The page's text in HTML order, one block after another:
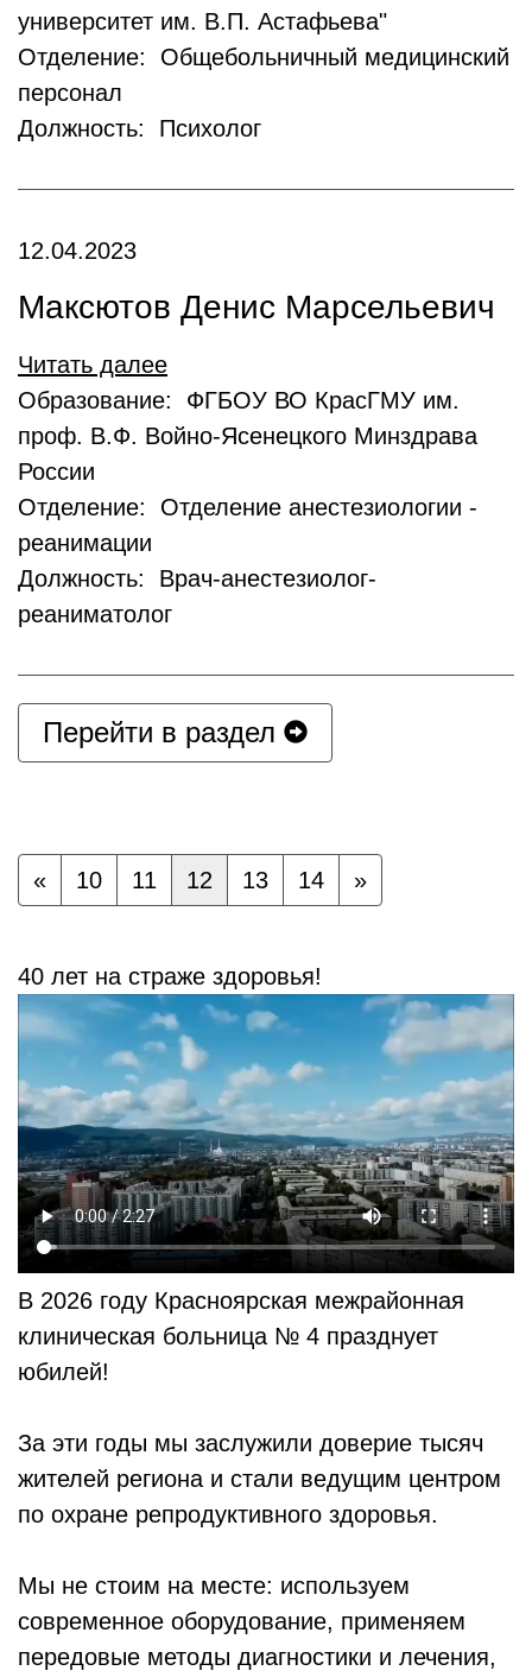
университет им. В.П. Астафьева"
Отделение: Общебольничный медицинский
персонал
Должность: Психолог
12.04.2023
Максютов Денис Марсельевич
Читать далее
Образование: ФГБОУ ВО КрасГМУ им.
проф. В.Ф. Войно-Ясенецкого Минздрава
России
Отделение: Отделение анестезиологии -
реанимации
Должность: Врач-анестезиолог-
реаниматолог
Перейти в раздел
« 10 11 12 13 14 »
40 лет на страже здоровья!
В 2026 году Красноярская межрайонная
клиническая больница № 4 празднует
юбилей!
За эти годы мы заслужили доверие тысяч
жителей региона и стали ведущим центром
по охране репродуктивного здоровья.
Мы не стоим на месте: используем
современное оборудование, применяем
передовые методы диагностики и лечения,